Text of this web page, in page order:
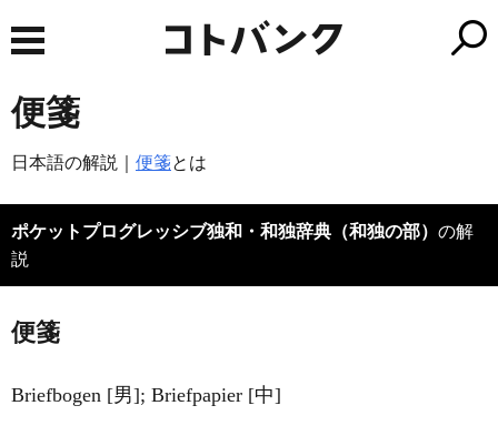
便箋
日本語の解説｜ 便箋とは
ポケットプログレッシブ独和・和独辞典（和独の部） の解
説
便箋
Briefbogen [男]; Briefpapier [中]